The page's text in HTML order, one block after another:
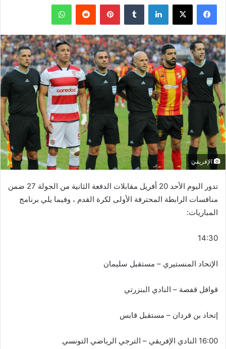
فيسبوك ‫X لينكدإن بينتيريست واتساب
الإفريقي
تدور اليوم الأحد 20 أفريل مقابلات الدفعة الثانية من الجولة 27 ضمن
منافسات الرابطة المحترفة الأولى لكرة القدم ، وفيما يلي برنامج
المباريات:
14:30
الإتحاد المنستيري – مستقبل سليمان
قوافل قفصة – النادي البنزرتي
إتحاد بن قردان – مستقبل قابس
16:00 النادي الإفريقي – الترجي الرياضي التونسي